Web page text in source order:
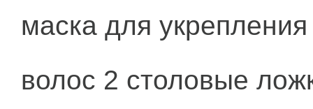
маска для
волос 2 столовые